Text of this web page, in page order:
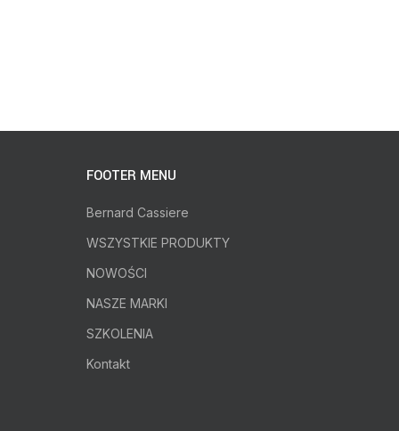
FOOTER MENU
Bernard Cassiere
WSZYSTKIE PRODUKTY
NOWOŚCI
NASZE MARKI
SZKOLENIA
Kontakt